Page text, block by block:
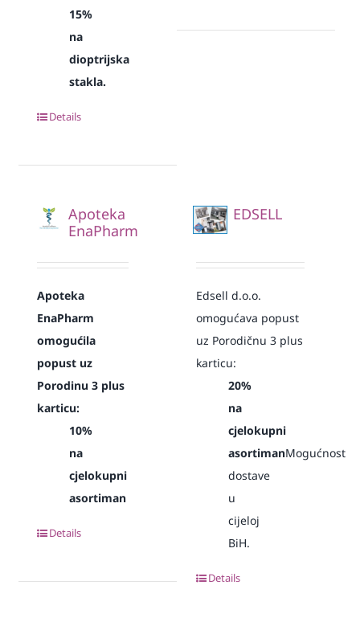
15%
na
dioptrijska
stakla.
Details
Apoteka
EnaPharm
Apoteka
EnaPharm
omogućila
popust uz
Porodinu 3 plus
karticu:
10%
na
cjelokupni
asortiman
Details
EDSELL
Edsell d.o.o.
omogućava popust
uz Porodičnu 3 plus
karticu:
20%
na
cjelokupni
asortimanMogućnost
dostave
u
cijeloj
BiH.
Details